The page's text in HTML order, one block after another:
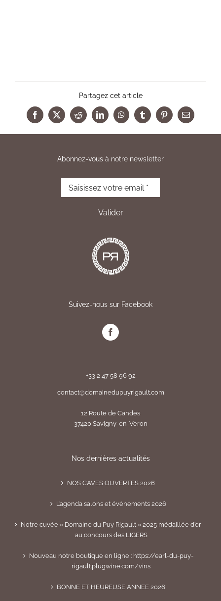
Partagez cet article
Facebook
X RedditLinkedInWhatsAppTumblrPinterestEmail
Abonnez-vous à notre newsletter
Suivez-nous sur Facebook
+33 2 47 58 96 92
contact@domainedupuyrigault.com
12 Route de Candes
37420 Savigny-en-Veron
Nos dernières actualités
NOS CAVES OUVERTES 2026
L’agenda salons et évènements 2026
Notre cuvée « Domaine du Puy Rigault » 2025 médaillée d’or
au concours des LIGERS
Nouveau notre boutique en ligne : https://earl-du-puy-
rigault.plugwine.com/vins
BONNE ET HEUREUSE ANNEE 2026